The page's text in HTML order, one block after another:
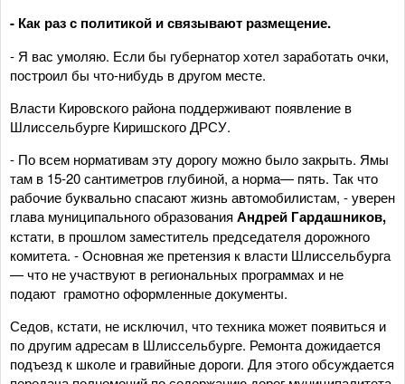
- Как раз с политикой и связывают размещение.
- Я вас умоляю. Если бы губернатор хотел заработать очки,
построил бы что-нибудь в другом месте.
Власти Кировского района поддерживают появление в
Шлиссельбурге Киришского ДРСУ.
- По всем нормативам эту дорогу можно было закрыть. Ямы
там в 15-20 сантиметров глубиной, а норма— пять. Так что
рабочие буквально спасают жизнь автомобилистам, - уверен
глава муниципального образования Андрей Гардашников,
кстати, в прошлом заместитель председателя дорожного
комитета. - Основная же претензия к власти Шлиссельбурга
— что не участвуют в региональных программах и не
подают грамотно оформленные документы.
Седов, кстати, не исключил, что техника может появиться и
по другим адресам в Шлиссельбурге. Ремонта дожидается
подъезд к школе и гравийные дороги. Для этого обсуждается